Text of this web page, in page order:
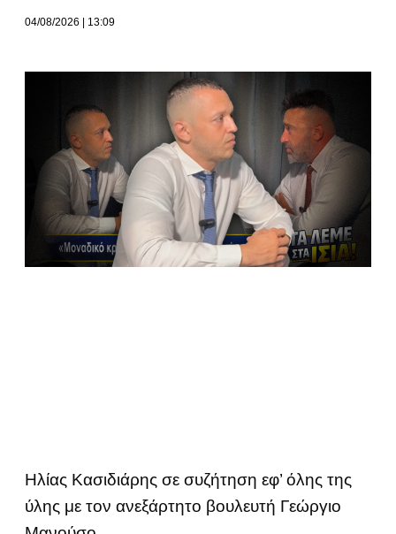
04/08/2026 13:09
Ηλίας Κασιδιάρης σε συζήτηση εφ’ όλης της
ύλης με τον ανεξάρτητο βουλευτή Γεώργιο